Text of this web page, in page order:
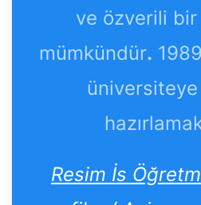
ve özverili bir
mümkündür.
Resim İs